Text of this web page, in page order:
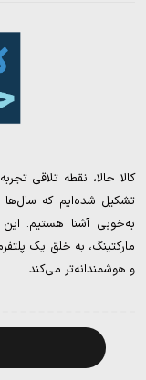
کالا حالا، نقطه تلاقی
تشکیل شده‌ایم که سال‌ها
به‌خوبی آشنا هستیم. این
مارکتینگ، به خلق یک
و هوشمندانه‌تر می‌کند.